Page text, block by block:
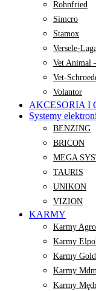
Rohnfried
Simcro
Stamox
Versele-
Vet Animal
Vet-
Volantor
AKCESORIA I
Systemy
BENZING
BRICON
MEGA
TAURIS
UNIKON
VIZION
KARMY
Karmy
Karmy
Karmy
Karmy
Karmy